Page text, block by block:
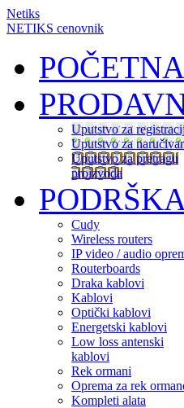
Netiks
NETIKS cenovnik
POČETNA
Uputstvo za
Uputstvo za
Uputstvo za pretragu
proizvoda
Cudy
Wireless routers
IP video / audio
Routerboards
Draka kablovi
Kablovi
Optički kablovi
Energetski kablovi
Low loss antenski
kablovi
Rek ormani
Oprema za rek
Kompleti alata